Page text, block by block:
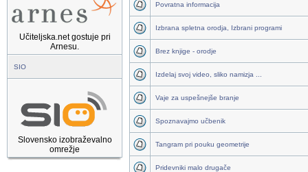
Učiteljska.net gostuje pri
Arnesu.
SIO
Slovensko izobraževalno
omrežje
Povratna informacija
Izbrana spletna orodja, Izbrani programi
Brez knjige - orodje
Izdelaj svoj video, sliko namizja ...
Vaje za uspešnejše branje
Spoznavajmo učbenik
Tangram pri pouku geometrije
Pridevniki malo drugače